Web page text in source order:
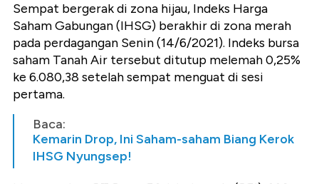
Sempat bergerak di zona hijau, Indeks Harga
Saham Gabungan (IHSG) berakhir di zona merah
pada perdagangan Senin (14/6/2021). Indeks bursa
saham Tanah Air tersebut ditutup melemah 0,25%
ke 6.080,38 setelah sempat menguat di sesi
pertama.
Baca:
Kemarin Drop, Ini Saham-saham Biang Kerok
IHSG Nyungsep!